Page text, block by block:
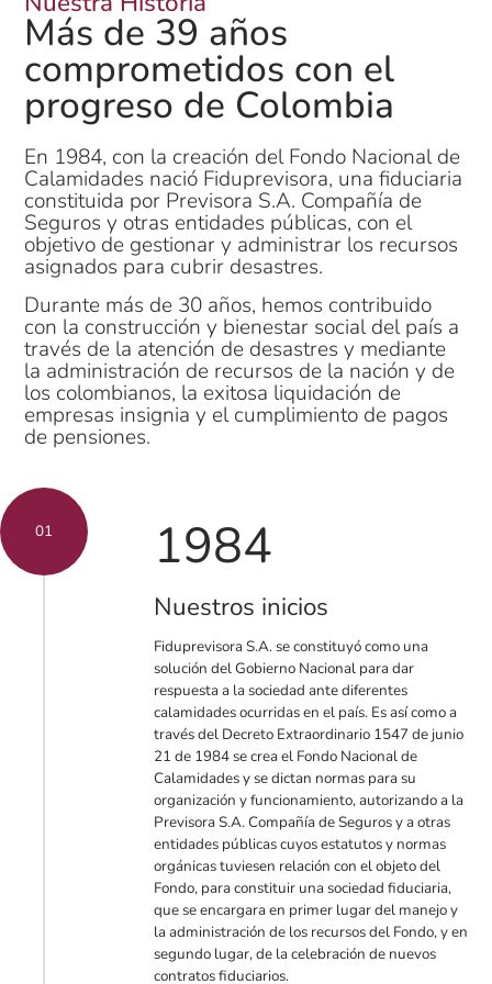
Más de 39 años
comprometidos con el
progreso de Colombia
En 1984, con la creación del Fondo Nacional de
Calamidades nació Fiduprevisora, una fiduciaria
constituida por Previsora S.A. Compañía de
Seguros y otras entidades públicas, con el
objetivo de gestionar y administrar los recursos
asignados para cubrir desastres.
Durante más de 30 años, hemos contribuido
con la construcción y bienestar social del país a
través de la atención de desastres y mediante
la administración de recursos de la nación y de
los colombianos, la exitosa liquidación de
empresas insignia y el cumplimiento de pagos
de pensiones.
1984
Nuestros inicios
Fiduprevisora S.A. se constituyó como una
solución del Gobierno Nacional para dar
respuesta a la sociedad ante diferentes
calamidades ocurridas en el país. Es así como a
través del Decreto Extraordinario 1547 de junio
21 de 1984 se crea el Fondo Nacional de
Calamidades y se dictan normas para su
organización y funcionamiento, autorizando a la
Previsora S.A. Compañía de Seguros y a otras
entidades públicas cuyos estatutos y normas
orgánicas tuviesen relación con el objeto del
Fondo, para constituir una sociedad fiduciaria,
que se encargara en primer lugar del manejo y
la administración de los recursos del Fondo, y en
segundo lugar, de la celebración de nuevos
contratos fiduciarios.
01